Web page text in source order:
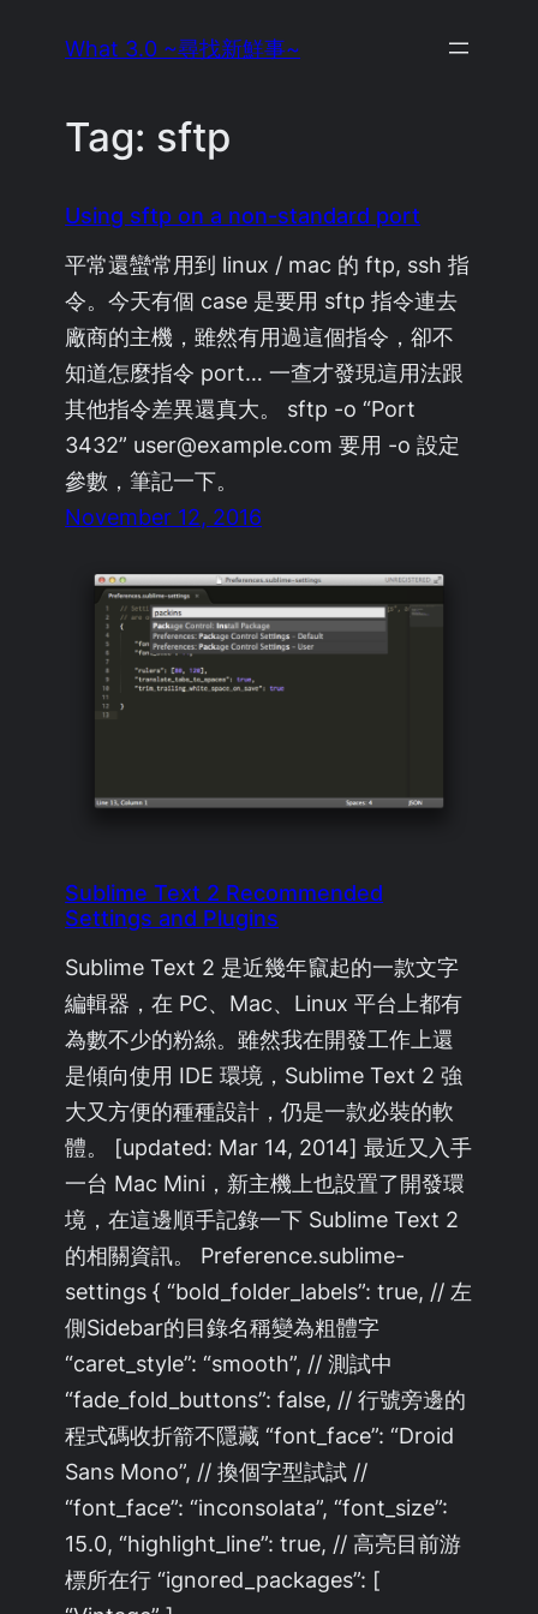
What 3.0 ~尋找新鮮事~
Tag: sftp
Using sftp on a non-standard port
平常還蠻常用到 linux / mac 的 ftp, ssh 指
令。今天有個 case 是要用 sftp 指令連去
廠商的主機，雖然有用過這個指令，卻不
知道怎麼指令 port… 一查才發現這用法跟
其他指令差異還真大。 sftp -o “Port
3432” user@example.com 要用 -o 設定
參數，筆記一下。
November 12, 2016
Sublime Text 2 Recommended
Settings and Plugins
Sublime Text 2 是近幾年竄起的一款文字
編輯器，在 PC、Mac、Linux 平台上都有
為數不少的粉絲。雖然我在開發工作上還
是傾向使用 IDE 環境，Sublime Text 2 強
大又方便的種種設計，仍是一款必裝的軟
體。 [updated: Mar 14, 2014] 最近又入手
一台 Mac Mini，新主機上也設置了開發環
境，在這邊順手記錄一下 Sublime Text 2
的相關資訊。 Preference.sublime-
settings { “bold_folder_labels”: true, // 左
側Sidebar的目錄名稱變為粗體字
“caret_style”: “smooth”, // 測試中
“fade_fold_buttons”: false, // 行號旁邊的
程式碼收折箭不隱藏 “font_face”: “Droid
Sans Mono”, // 換個字型試試 //
“font_face”: “inconsolata”, “font_size”:
15.0, “highlight_line”: true, // 高亮目前游
標所在行 “ignored_packages”: [